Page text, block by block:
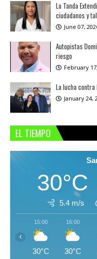
La Tanda
ciudadanos y
June 07,
Autopistas
riesgo
February
La lucha
January 24,
EL TIEMPO
30°C
5.4 m/s
15:00
30°C
16:00
30°C
‹